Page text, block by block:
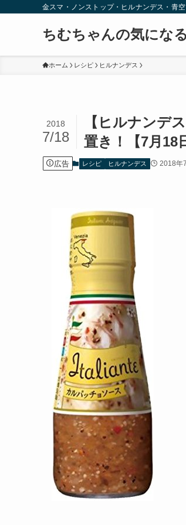
金スマ・ノンストップ・ヒルナンデス・青
ちむちゃんの気にな
ホーム レシピ ヒルナンデス
【ヒルナンデ
置き！【7月18
2018
7/18
広告 レシピ ヒルナンデス 2018年